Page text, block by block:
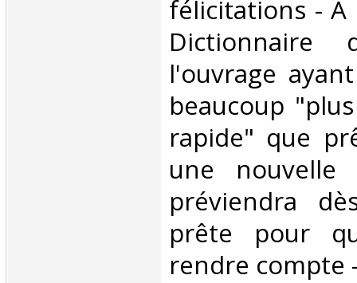
félicitations -
Dictionnaire
l'ouvrage
beaucoup
rapide" que
une
préviendra
prête pour
rendre compte